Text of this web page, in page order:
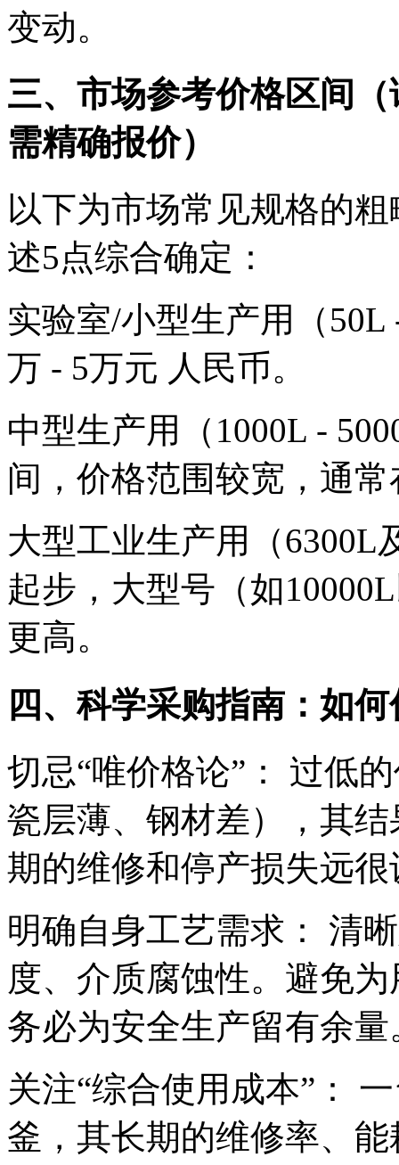
变动。
三、市场参考价格区间
需精确报价）
以下为市场常见规格的
述5点综合确定：
实验室/小型生产用（
万 - 5万元 人民币。
中型生产用（1000L -
间，价格范围较宽，通
大型工业生产用（6300L
起步，大型号（如
更高。
四、科学采购指南：如
切忌“唯价格论”： 过低
瓷层薄、钢材差），其
期的维修和停产损失远
明确自身工艺需求： 清
度、介质腐蚀性。避免
务必为安全生产留有余量
关注“综合使用成本”：
釜，其长期的维修率、